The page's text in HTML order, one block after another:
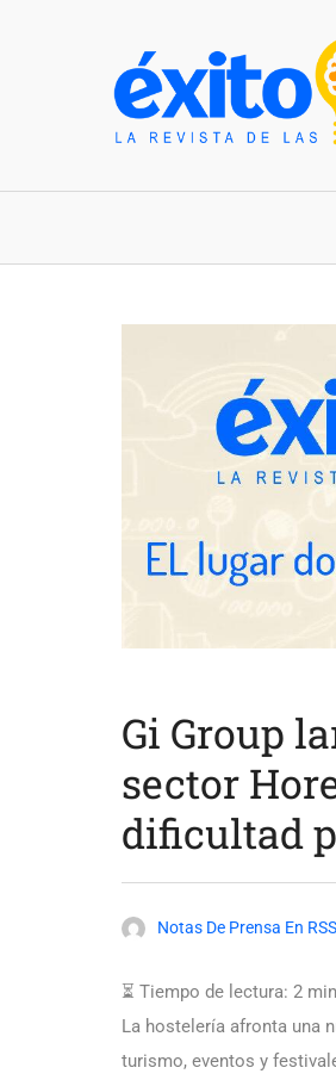
Gi Group
sector
dificultad
Notas De Prensa En RSS
⏳ Tiempo de lectura: 2
La hostelería afronta una
turismo, eventos y